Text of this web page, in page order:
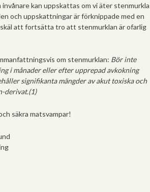
kan uppskattas om vi äter stenmurkla
och uppskattningar är förknippade med en
att fortsätta tro att stenmurklan är ofarlig
om stenmurklan: Bör inte
i månader eller efter upprepad avkokning
signifikanta mängder av akut toxiska och
derivat.(1)
säkra matsvampar!